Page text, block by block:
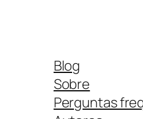
Blog
Sobre
Perguntas